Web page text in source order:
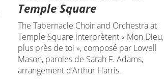
Temple Square
The Tabernacle Choir and Orchestra at
Temple Square interprètent « Mon Dieu,
plus près de toi », composé par Lowell
Mason, paroles de Sarah F. Adams,
arrangement d’Arthur Harris.